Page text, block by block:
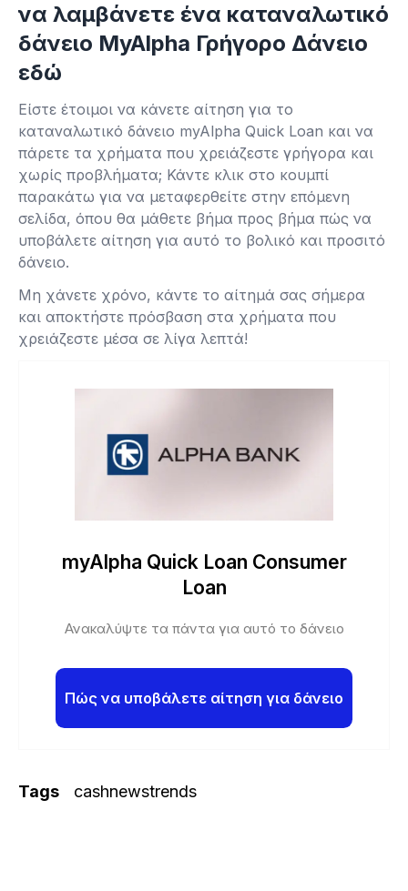
να λαμβάνετε ένα καταναλωτικό
δάνειο MyAlpha Γρήγορο Δάνειο
εδώ
Είστε έτοιμοι να κάνετε αίτηση για το
καταναλωτικό δάνειο myAlpha Quick Loan και να
πάρετε τα χρήματα που χρειάζεστε γρήγορα και
χωρίς προβλήματα; Κάντε κλικ στο κουμπί
παρακάτω για να μεταφερθείτε στην επόμενη
σελίδα, όπου θα μάθετε βήμα προς βήμα πώς να
υποβάλετε αίτηση για αυτό το βολικό και προσιτό
δάνειο.
Μη χάνετε χρόνο, κάντε το αίτημά σας σήμερα
και αποκτήστε πρόσβαση στα χρήματα που
χρειάζεστε μέσα σε λίγα λεπτά!
myAlpha Quick Loan Consumer
Loan
Ανακαλύψτε τα πάντα για αυτό το δάνειο
Πώς να υποβάλετε αίτηση για δάνειο
Tags cashnewstrends